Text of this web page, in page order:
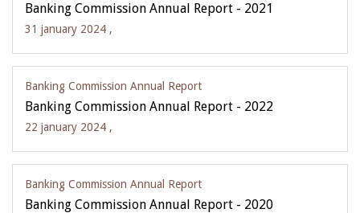
Banking Commission Annual Report - 2021
31 january 2024 ,
Banking Commission Annual Report
Banking Commission Annual Report - 2022
22 january 2024 ,
Banking Commission Annual Report
Banking Commission Annual Report - 2020